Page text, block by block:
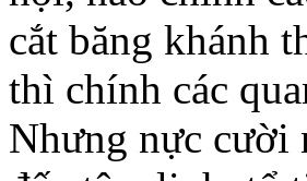
cắt băng khánh
thì chính các
Nhưng nực cười